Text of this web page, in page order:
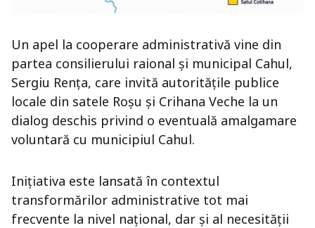
Un apel la cooperare administrativă vine din
partea consilierului raional și municipal Cahul,
Sergiu Rența, care invită autoritățile publice
locale din satele Roșu și Crihana Veche la un
dialog deschis privind o eventuală amalgamare
voluntară cu municipiul Cahul.
Inițiativa este lansată în contextul
transformărilor administrative tot mai
frecvente la nivel național, dar și al necesității